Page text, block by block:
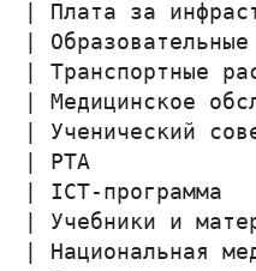
| Плата за
|
|
| Медицинское
|
| PTA
| ICT-
| Учебники и
| Национальная